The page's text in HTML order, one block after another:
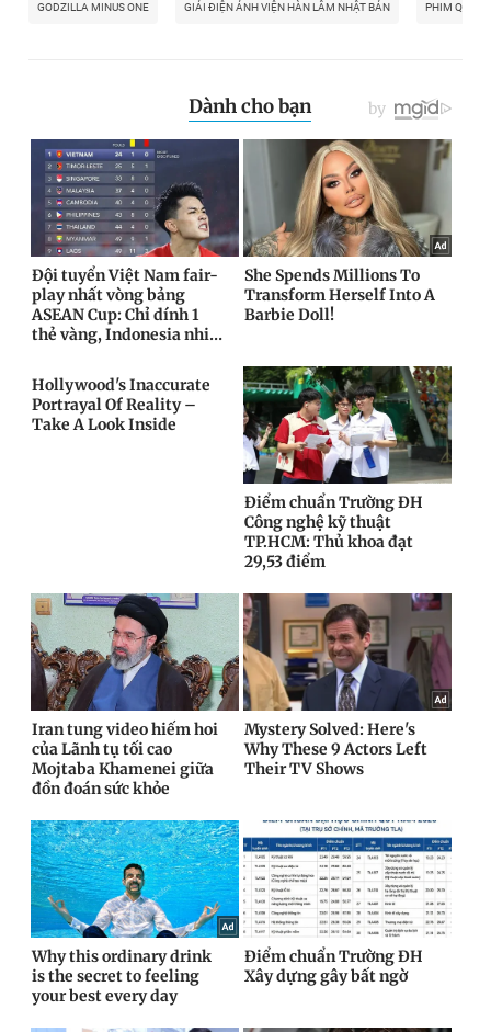
GODZILLA MINUS ONE GIẢI ĐIỆN ẢNH VIỆN HÀN LÂM NHẬT BẢN PHIM QUÁI